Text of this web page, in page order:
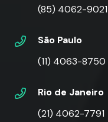
(85) 4062-9021
São Paulo
(11) 4063-8750
Rio de Janeiro
(21) 4062-7791